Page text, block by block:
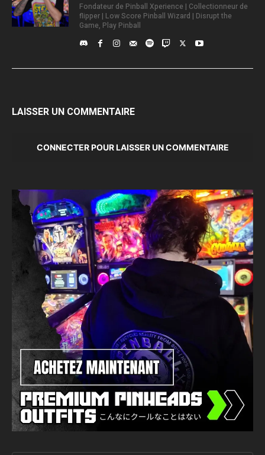
Fondateur de Pinball Xperience | Collectionneur de
flipper | Low Score Pinball Wizard | Disrupt the
Game, Play Pinball
LAISSER UN COMMENTAIRE
CONNECTER POUR LAISSER UN COMMENTAIRE